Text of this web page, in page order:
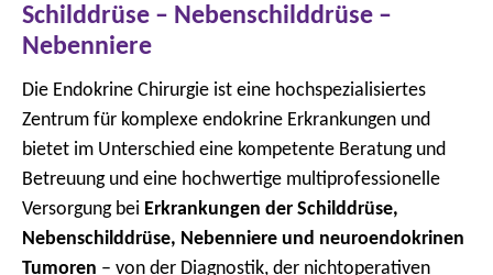
Schilddrüse – Nebenschilddrüse –
Nebenniere
Die Endokrine Chirurgie ist eine hochspezialisiertes
Zentrum für komplexe endokrine Erkrankungen und
bietet im Unterschied eine kompetente Beratung und
Betreuung und eine hochwertige multiprofessionelle
Versorgung bei Erkrankungen der Schilddrüse,
Nebenschilddrüse, Nebenniere und neuroendokrinen
Tumoren – von der Diagnostik, der nichtoperativen